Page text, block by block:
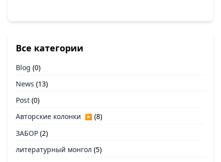
Все категории
Blog (0)
News (13)
Post (0)
Авторские колонки ▶ (8)
ЗАБОР (2)
литературный монгол (5)